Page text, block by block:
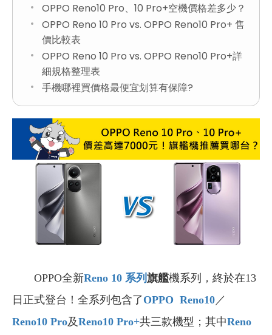
OPPO Reno10 Pro、10 Pro+空機價格差多少？
OPPO Reno 10 Pro vs. OPPO Reno10 Pro+ 售
價比較表
OPPO Reno 10 Pro vs. OPPO Reno10 Pro+詳
細規格整理表
手機哪裡買價格最便宜划算有保障?
OPPO全新Reno 10 系列 旗艦機系列，終於在13
日正式登台！全系列包含了OPPO Reno10／
Reno10 Pro及Reno10 Pro+共三款機型；其中Reno